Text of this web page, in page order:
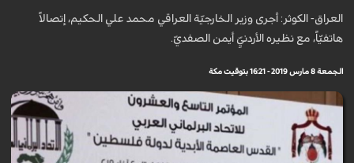
العراق- الكوثر: أجرى وزير الخارجيّة العراقي محمد علي الحكيم، إتصالاً
هاتفيّاً، مع نظيره الأردنيِّ أيمن الصفديّ.
الجمعة 8 مارس 2019 - 16:21 بتوقيت مكة